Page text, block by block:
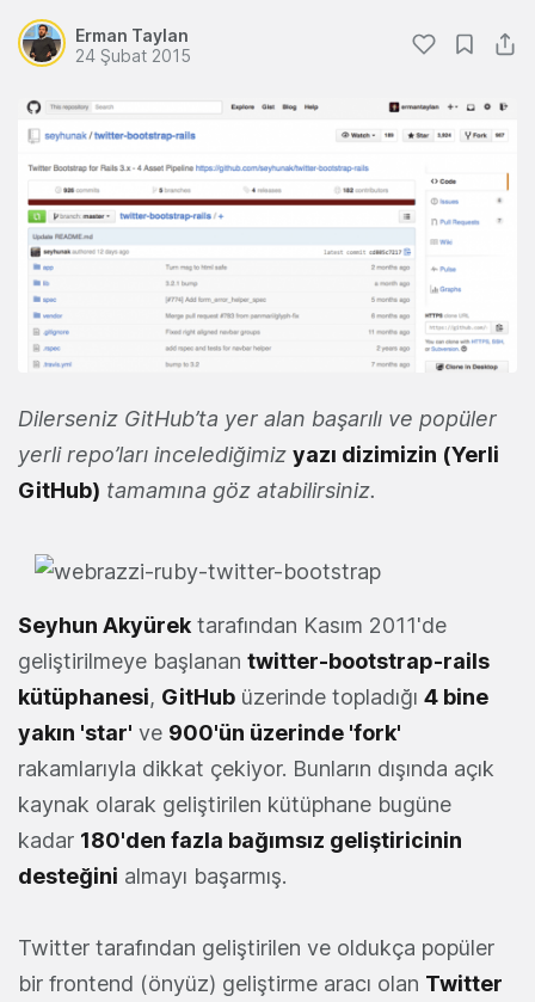
Erman Taylan
24 Şubat 2015
Dilerseniz GitHub’ta yer alan başarılı ve popüler
yerli repo’ları incelediğimiz yazı dizimizin (Yerli
GitHub) tamamına göz atabilirsiniz.
Seyhun Akyürek tarafından Kasım 2011'de
geliştirilmeye başlanan twitter-bootstrap-rails
kütüphanesi, GitHub üzerinde topladığı 4 bine
yakın 'star' ve 900'ün üzerinde 'fork'
rakamlarıyla dikkat çekiyor. Bunların dışında açık
kaynak olarak geliştirilen kütüphane bugüne
kadar 180'den fazla bağımsız geliştiricinin
desteğini almayı başarmış.
Twitter tarafından geliştirilen ve oldukça popüler
bir frontend (önyüz) geliştirme aracı olan Twitter